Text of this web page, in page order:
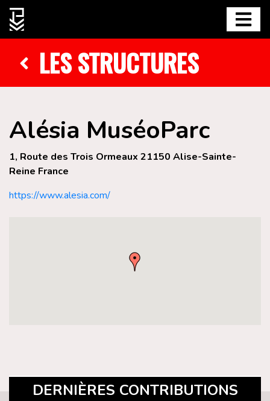
LES STRUCTURES
Alésia MuséoParc
1, Route des Trois Ormeaux 21150 Alise-Sainte-
Reine France
https://www.alesia.com/
DERNIÈRES CONTRIBUTIONS